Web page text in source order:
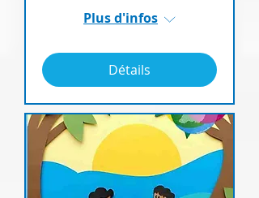
Plus d'infos
Détails